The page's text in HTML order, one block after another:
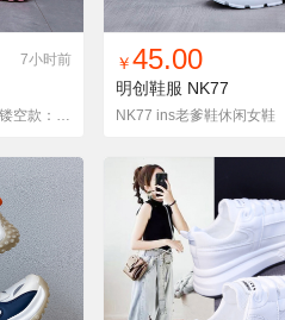
收藏
7小时前
1950 四季飞织女鞋 附视频 镂空款：1950-1
找同款 加入铺货单
￥45.00
明创鞋服 NK77
NK77 ins老爹鞋休闲女鞋